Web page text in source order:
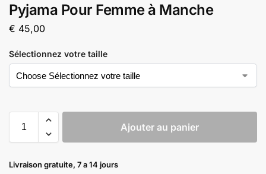
Pyjama Pour Femme à Manche
€ 45,00
Sélectionnez votre taille
Ajouter au panier
Livraison gratuite, 7 a 14 jours